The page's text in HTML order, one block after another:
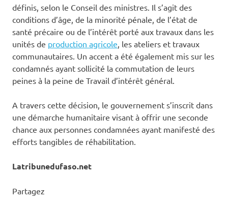
définis, selon le Conseil des ministres. Il s’agit des
conditions d’âge, de la minorité pénale, de l’état de
santé précaire ou de l’intérêt porté aux travaux dans les
unités de production agricole , les ateliers et travaux
communautaires. Un accent a été également mis sur les
condamnés ayant sollicité la commutation de leurs
peines à la peine de Travail d’intérêt général.
A travers cette décision, le gouvernement s’inscrit dans
une démarche humanitaire visant à offrir une seconde
chance aux personnes condamnées ayant manifesté des
efforts tangibles de réhabilitation.
Latribunedufaso.net
Partagez